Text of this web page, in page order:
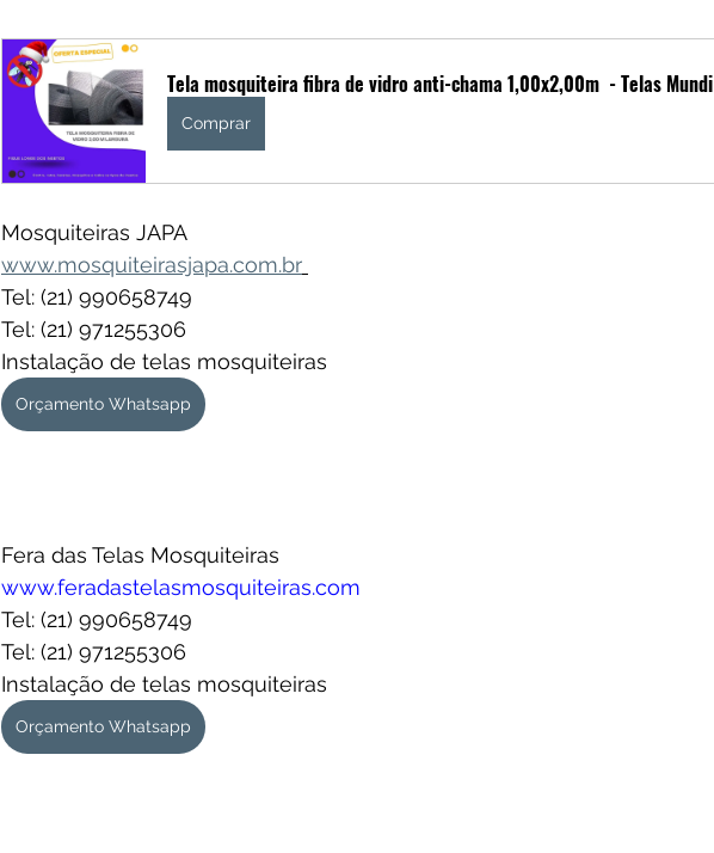
Tela mosquiteira fibra de vidro anti-chama 1,00x2,00m  - Telas Mundi
Comprar
Mosquiteiras JAPA
www.mosquiteirasjapa.com.br
Tel: (21) 990658749
Tel: (21) 971255306
Instalação de telas mosquiteiras
Orçamento Whatsapp
Fera das Telas Mosquiteiras
www.feradastelasmosquiteiras.com
Tel: (21) 990658749
Tel: (21) 971255306
Instalação de telas mosquiteiras
Orçamento Whatsapp